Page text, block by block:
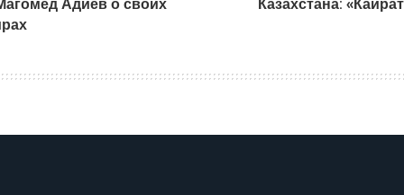
Адиев о своих
Казахстана: